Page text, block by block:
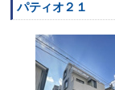
パティオ２１